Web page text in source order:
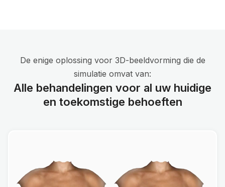
De enige oplossing voor 3D-beeldvorming die de
simulatie omvat van:
Alle behandelingen voor al uw huidige
en toekomstige behoeften